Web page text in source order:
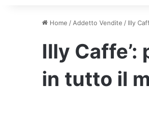
Home / Addetto Vendite / Illy
Illy
in tutto il